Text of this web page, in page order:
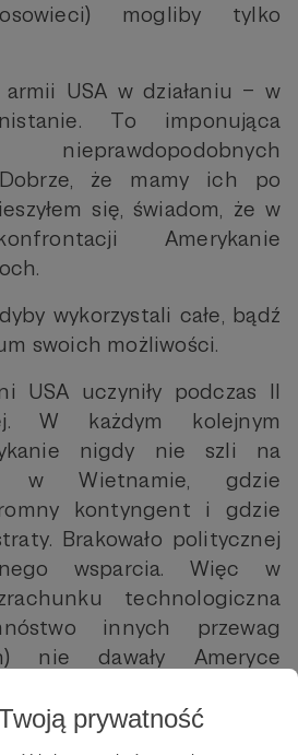
prywatność
mogliby tylko
armii USA w działaniu – w
To imponująca
że mamy ich po
się, świadom, że w
Amerykanie
wykorzystali całe, bądź
swoich możliwości.
USA uczyniły podczas II
W każdym kolejnym
nigdy nie szli na
w Wietnamie, gdzie
kontyngent i gdzie
Brakowało politycznej
wsparcia. Więc w
technologiczna
innych przewag
nie dawały Ameryce
bez pardonu), Stany w